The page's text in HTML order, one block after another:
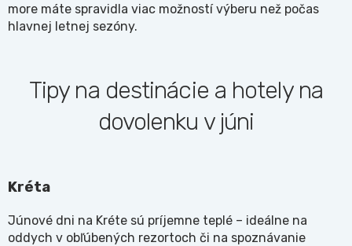
more máte spravidla viac možností výberu než počas
hlavnej letnej sezóny.
Tipy na destinácie a hotely na
dovolenku v júni
Kréta
Júnové dni na Kréte sú príjemne teplé – ideálne na
oddych v obľúbených rezortoch či na spoznávanie